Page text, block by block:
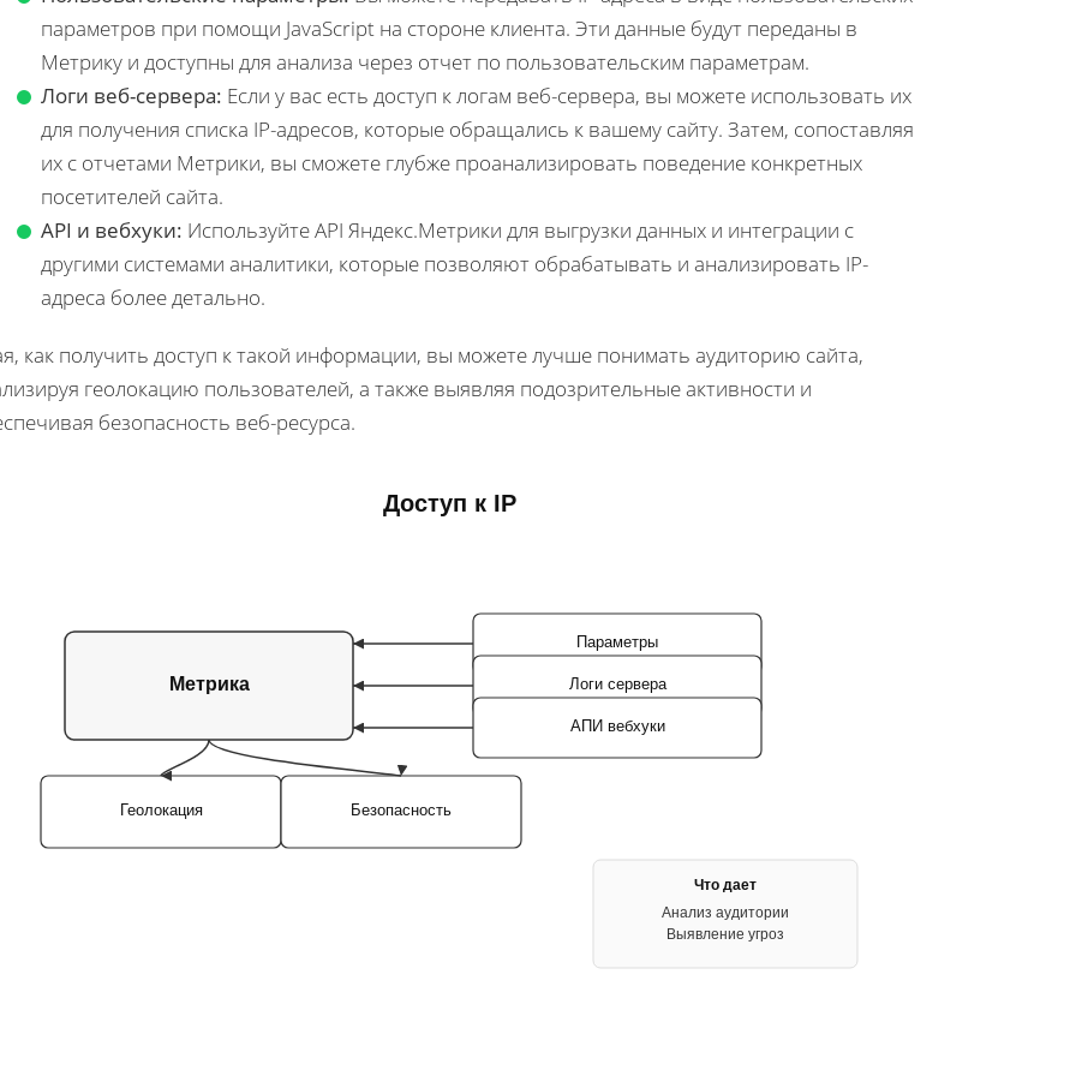
параметров при помощи JavaScript на стороне клиента. Эти данные будут переданы в
Метрику и доступны для анализа через отчет по пользовательским параметрам.
Логи веб-сервера: Если у вас есть доступ к логам веб-сервера, вы можете использовать их
для получения списка IP-адресов, которые обращались к вашему сайту. Затем, сопоставляя
их с отчетами Метрики, вы сможете глубже проанализировать поведение конкретных
посетителей сайта.
API и вебхуки: Используйте API Яндекс.Метрики для выгрузки данных и интеграции с
другими системами аналитики, которые позволяют обрабатывать и анализировать IP-
адреса более детально.
как получить доступ к такой информации, вы можете лучше понимать аудиторию сайта,
геолокацию пользователей, а также выявляя подозрительные активности и
безопасность веб-ресурса.
Доступ к IP
Метрика
Параметры
Логи сервера
АПИ вебхуки
Геолокация Безопасность
Что дает
Анализ аудитории
Выявление угроз